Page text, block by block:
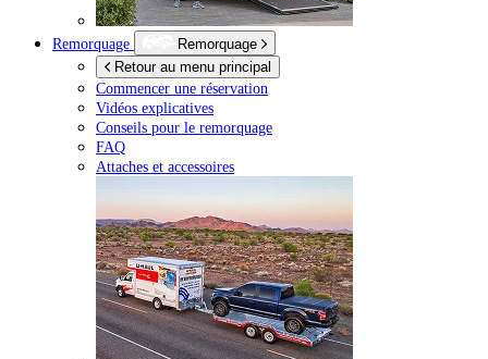
Remorquage
Remorquage
Retour au menu principal
Commencer une réservation
Vidéos explicatives
Conseils pour le remorquage
FAQ
Attaches et accessoires